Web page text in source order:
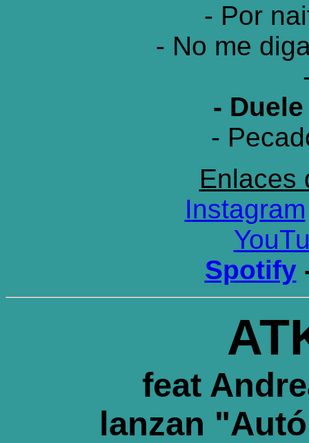
- Por
- No me
- Duele
-
Enlaces
Instagram
Spotify
feat
lanzan